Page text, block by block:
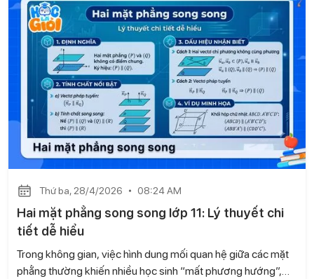
và dễ ăn điểm.
Thứ ba, 28/4/2026 08:24 AM
Hai mặt phẳng song song lớp 11: Lý thuyết chi
tiết dễ hiểu
Trong không gian, việc hình dung mối quan hệ giữa các mặt
phẳng thường khiến nhiều học sinh “mất phương hướng”,